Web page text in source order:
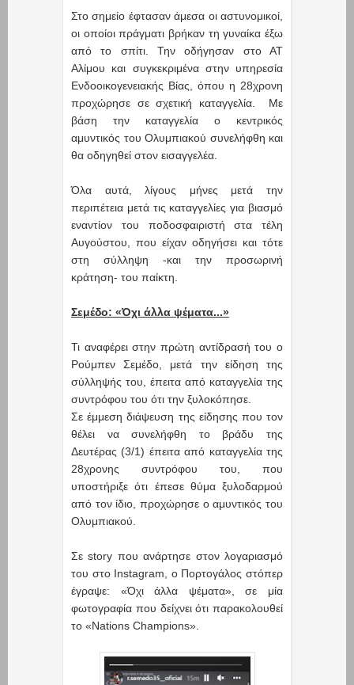
Στο σημείο έφτασαν άμεσα οι αστυνομικοί,
οι οποίοι πράγματι βρήκαν τη γυναίκα έξω
από το σπίτι. Την οδήγησαν στο ΑΤ
Αλίμου και συγκεκριμένα στην υπηρεσία
Ενδοοικογενειακής Βίας, όπου η 28χρονη
προχώρησε σε σχετική καταγγελία. Με
βάση την καταγγελία ο κεντρικός
αμυντικός του Ολυμπιακού συνελήφθη και
θα οδηγηθεί στον εισαγγελέα.
Όλα αυτά, λίγους μήνες μετά την
περιπέτεια μετά τις καταγγελίες για βιασμό
εναντίον του ποδοσφαιριστή στα τέλη
Αυγούστου, που είχαν οδηγήσει και τότε
στη σύλληψη -και την προσωρινή
κράτηση- του παίκτη.
Σεμέδο: «Όχι άλλα ψέματα...»
Τι αναφέρει στην πρώτη αντίδρασή του ο
Ρούμπεν Σεμέδο, μετά την είδηση της
σύλληψής του, έπειτα από καταγγελία της
συντρόφου του ότι την ξυλοκόπησε.
Σε έμμεση διάψευση της είδησης που τον
θέλει να συνελήφθη το βράδυ της
Δευτέρας (3/1) έπειτα από καταγγελία της
28χρονης συντρόφου του, που
υποστήριξε ότι έπεσε θύμα ξυλοδαρμού
από τον ίδιο, προχώρησε ο αμυντικός του
Ολυμπιακού.
Σε story που ανάρτησε στον λογαριασμό
του στο Instagram, ο Πορτογάλος στόπερ
έγραψε: «Όχι άλλα ψέματα», σε μία
φωτογραφία που δείχνει ότι παρακολουθεί
το «Nations Champions».